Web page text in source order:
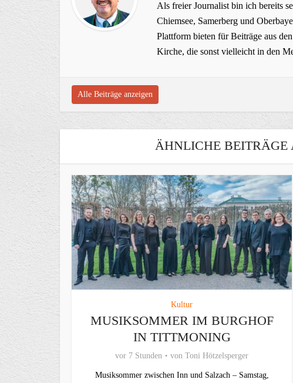
Als freier Journalist bin ich bereits
Chiemsee, Samerberg und
Plattform bieten für Beiträge aus
Kirche, die sonst vielleicht in den
Alle Beiträge anzeigen
ÄHNLICHE BEITRÄGE
Kultur
MUSIKSOMMER IM BURGHOF
IN TITTMONING
vor 7 Stunden von Toni Hötzelsperger
Musiksommer zwischen Inn und Salzach – Samstag,